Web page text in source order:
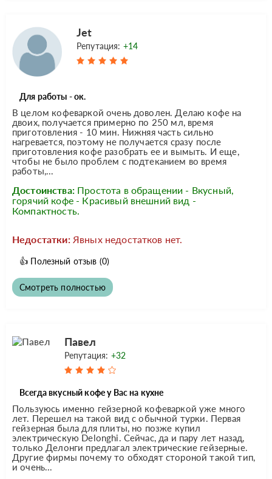
Jet
Репутация: +14
Для работы - ок.
В целом кофеваркой очень доволен. Делаю кофе на
двоих, получается примерно по 250 мл, время
приготовления - 10 мин. Нижняя часть сильно
нагревается, поэтому не получается сразу после
приготовления кофе разобрать ее и вымыть. И еще,
чтобы не было проблем с подтеканием во время
работы,...
Достоинства: Простота в обращении - Вкусный,
горячий кофе - Красивый внешний вид -
Компактность.
Недостатки: Явных недостатков нет.
👍 Полезный отзыв (0)
Смотреть полностью
Павел
Репутация: +32
Всегда вкусный кофе у Вас на кухне
Пользуюсь именно гейзерной кофеваркой уже много
лет. Перешел на такой вид с обычной турки. Первая
гейзерная была для плиты, но позже купил
электрическую Delonghi. Сейчас, да и пару лет назад,
только Делонги предлагал электрические гейзерные.
Другие фирмы почему то обходят стороной такой тип,
и очень...